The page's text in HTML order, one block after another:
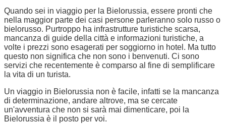
Quando sei in viaggio per la Bielorussia, essere pronti che
nella maggior parte dei casi persone parleranno solo russo o
bielorusso. Purtroppo ha infrastrutture turistiche scarsa,
mancanza di guide della città e informazioni turistiche, a
volte i prezzi sono esagerati per soggiorno in hotel. Ma tutto
questo non significa che non sono i benvenuti. Ci sono
servizi che recentemente è comparso al fine di semplificare
la vita di un turista.
Un viaggio in Bielorussia non è facile, infatti se la mancanza
di determinazione, andare altrove, ma se cercate
un'avventura che non si sarà mai dimenticare, poi la
Bielorussia è il posto per voi.